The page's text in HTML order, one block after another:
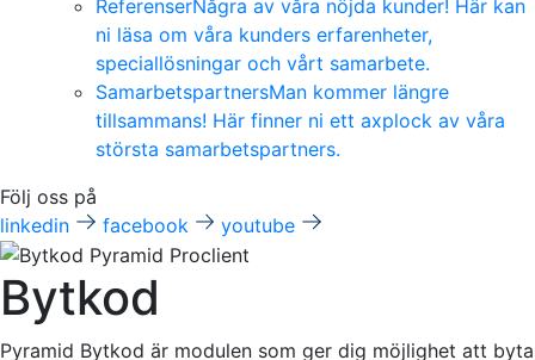
ReferenserNågra av våra nöjda kunder! Här kan
ni läsa om våra kunders erfarenheter,
speciallösningar och vårt samarbete.
SamarbetspartnersMan kommer längre
tillsammans! Här finner ni ett axplock av våra
största samarbetspartners.
Följ oss på
linkedin
facebook youtube
Bytkod
Pyramid Bytkod är modulen som ger dig möjlighet att byta